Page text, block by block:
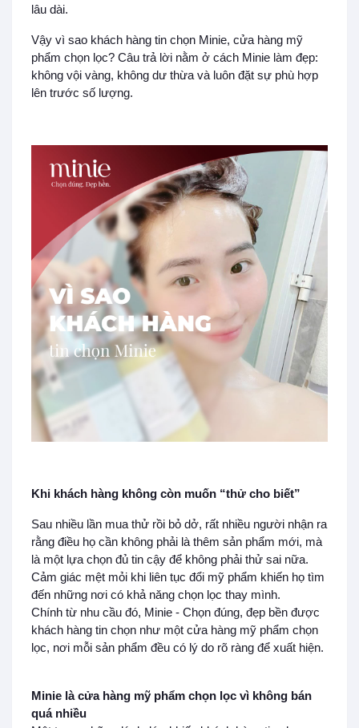
lâu dài.
Vậy vì sao khách hàng tin chọn Minie, cửa hàng mỹ
phẩm chọn lọc? Câu trả lời nằm ở cách Minie làm đẹp:
không vội vàng, không dư thừa và luôn đặt sự phù hợp
lên trước số lượng.
Khi khách hàng không còn muốn “thử cho biết”
Sau nhiều lần mua thử rồi bỏ dở, rất nhiều người nhận ra
rằng điều họ cần không phải là thêm sản phẩm mới, mà
là một lựa chọn đủ tin cậy để không phải thử sai nữa.
Cảm giác mệt mỏi khi liên tục đổi mỹ phẩm khiến họ tìm
đến những nơi có khả năng chọn lọc thay mình.
Chính từ nhu cầu đó, Minie - Chọn đúng, đẹp bền được
khách hàng tin chọn như một cửa hàng mỹ phẩm chọn
lọc, nơi mỗi sản phẩm đều có lý do rõ ràng để xuất hiện.
Minie là cửa hàng mỹ phẩm chọn lọc vì không bán
quá nhiều